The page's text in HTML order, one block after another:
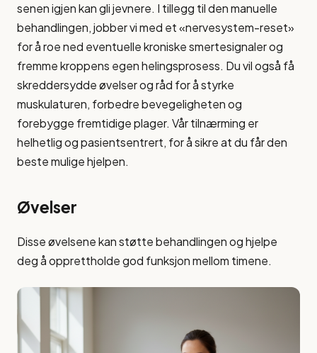
senen igjen kan gli jevnere. I tillegg til den manuelle
behandlingen, jobber vi med et «nervesystem-reset»
for å roe ned eventuelle kroniske smertesignaler og
fremme kroppens egen helingsprosess. Du vil også få
skreddersydde øvelser og råd for å styrke
muskulaturen, forbedre bevegeligheten og
forebygge fremtidige plager. Vår tilnærming er
helhetlig og pasientsentrert, for å sikre at du får den
beste mulige hjelpen.
Øvelser
Disse øvelsene kan støtte behandlingen og hjelpe
deg å opprettholde god funksjon mellom timene.